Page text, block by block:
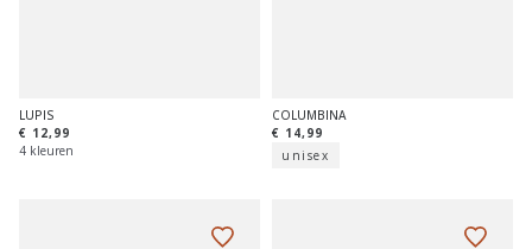
LUPIS
€ 12,99
4 kleuren
COLUMBINA
€ 14,99
unisex